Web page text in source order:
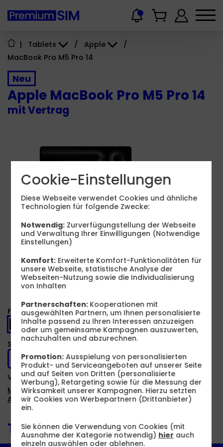
| Tablets / Apple
/
MacBook Pro M5 Pro 14
Neu
Apple MacBook Pro M5 Pro 14
mit Vertrag
Produkt- und Sicherheitsinformationen
Farbe -Space Schwarz
Speicher -
1 TB
Verfügbarkeit -Sofort lieferbar
Mobiler WLAN-Router GRATIS
Auf Wunsch Handyversicherung ab 3,99 €
Tarif auswählen:
Cookie-Einstellungen
Diese Webseite verwendet Cookies und ähnliche
Technologien für folgende Zwecke:
Notwendig: Zurverfügungstellung der Webseite
und Verwaltung Ihrer Einwilligungen (Notwendige
Einstellungen)
Komfort: Erweiterte Komfort-Funktionalitäten für
unsere Webseite, statistische Analyse der
Webseiten-Nutzung sowie die Individualisierung
von Inhalten
Partnerschaften: Kooperationen mit
ausgewählten Partnern, um Ihnen personalisierte
Inhalte passend zu Ihren Interessen anzuzeigen
oder um gemeinsame Kampagnen auszuwerten,
nachzuhalten und abzurechnen.
Promotion: Ausspielung von personalisierten
Produkt- und Serviceangeboten auf unserer Seite
und auf Seiten von Dritten (personalisierte
Werbung), Retargeting sowie für die Messung der
Wirksamkeit unserer Kampagnen. Hierzu setzten
wir Cookies von Werbepartnern (Drittanbieter)
ein.
Sie können die Verwendung von Cookies (mit
Ausnahme der Kategorie notwendig) hier auch
einzeln auswählen oder ablehnen.